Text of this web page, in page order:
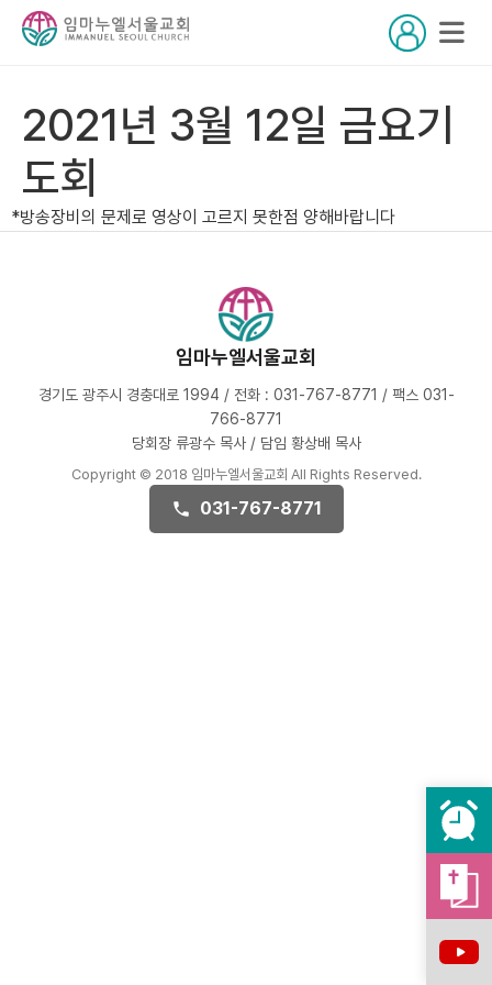
2021년 3월 12일 금요기
도회
*방송장비의 문제로 영상이 고르지 못한점 양해바랍니다
임마누엘서울교회
경기도 광주시 경충대로 1994 / 전화 : 031-767-8771 / 팩스 031-
766-8771
당회장 류광수 목사 / 담임 황상배 목사
Copyright © 2018 임마누엘서울교회 All Rights Reserved.
031-767-8771